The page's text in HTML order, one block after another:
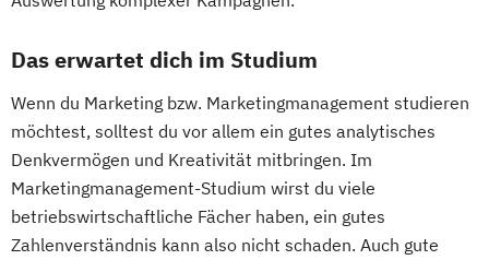
Das erwartet dich im Studium
Wenn du Marketing bzw. Marketingmanagement studieren
möchtest, solltest du vor allem ein gutes analytisches
Denkvermögen und Kreativität mitbringen. Im
Marketingmanagement-Studium wirst du viele
betriebswirtschaftliche Fächer haben, ein gutes
Zahlenverständnis kann also nicht schaden. Auch gute